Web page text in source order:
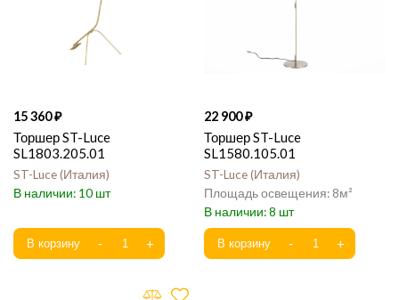
15 360
Торшер ST-Luce
SL1803.205.01
ST-Luce Италия
10
22 900
Торшер ST-Luce
SL1580.105.01
ST-Luce Италия
8
8